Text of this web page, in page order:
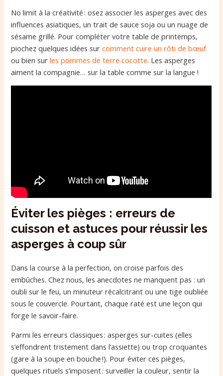
No limit à la créativité : osez associer les asperges avec des
influences asiatiques, un trait de sauce soja ou un nuage de
sésame grillé. Pour compléter votre table de printemps,
piochez quelques idées surcomment cuire un rôti de bœuf
ou bien surles pommes de terre cocotte. Les asperges
aiment la compagnie… sur la table comme sur la langue !
Éviter les pièges : erreurs de
cuisson et astuces pour réussir les
asperges à coup sûr
Dans la course à la perfection, on croise parfois des
embûches. Chez nous, les anecdotes ne manquent pas : un
oubli sur le feu, un minuteur récalcitrant ou une tige oubliée
sous le couvercle. Pourtant, chaque raté est une leçon qui
forge le savoir-faire.
Parmi les erreurs classiques : asperges sur-cuites (elles
s’effondrent tristement dans l’assiette) ou trop croquantes
(gare à la soupe en bouche !). Pour éviter ces pièges,
quelques rituels s’imposent : surveiller la couleur, sentir la